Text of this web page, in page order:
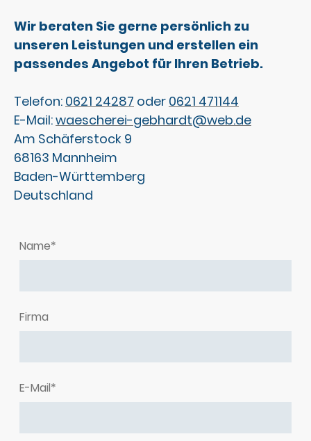
Wir beraten Sie gerne persönlich zu
unseren Leistungen und erstellen ein
passendes Angebot für Ihren Betrieb.
Telefon: 0621 24287 oder 0621 471144
E-Mail:waescherei-gebhardt@web.de
Am Schäferstock 9
68163 Mannheim
Baden-Württemberg
Deutschland
Name*
Firma
E-Mail*